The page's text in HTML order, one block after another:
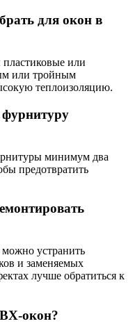
для окон в
или
или тройным
теплоизоляцию.
минимум два
предотвратить
устранить
и заменяемых
лучше обратиться к
окон?